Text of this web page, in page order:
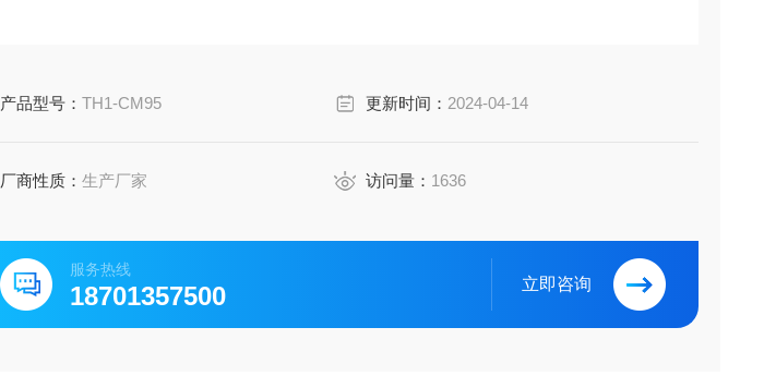
产品型号：TH1-CM95 更新时间： 2024-04-14
厂商性质：生产厂家 访问量： 1636
服务热线
18701357500 立即咨询